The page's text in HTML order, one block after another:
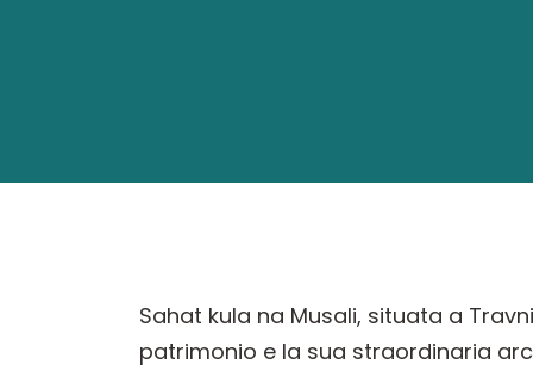
Sahat kula na Musali, situata a
patrimonio e la sua straordinaria